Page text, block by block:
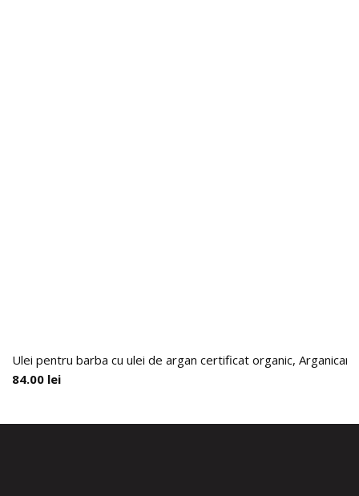
Ulei pentru barba cu ulei de argan certificat organic,
84.00 lei